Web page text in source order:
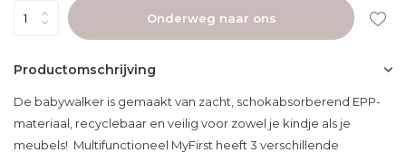
Onderweg naar ons
Productomschrijving
De babywalker is gemaakt van zacht, schokabsorberend EPP-
materiaal, recyclebaar en veilig voor zowel je kindje als je
meubels! Multifunctioneel MyFirst heeft 3 verschillende